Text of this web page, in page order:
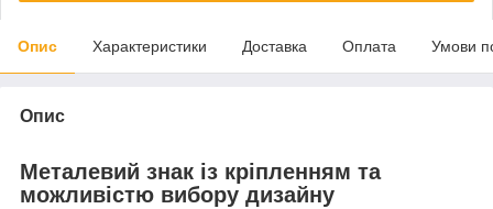
Опис Характеристики Доставка Оплата Умови
Опис
Металевий знак із кріпленням та
можливістю вибору дизайну